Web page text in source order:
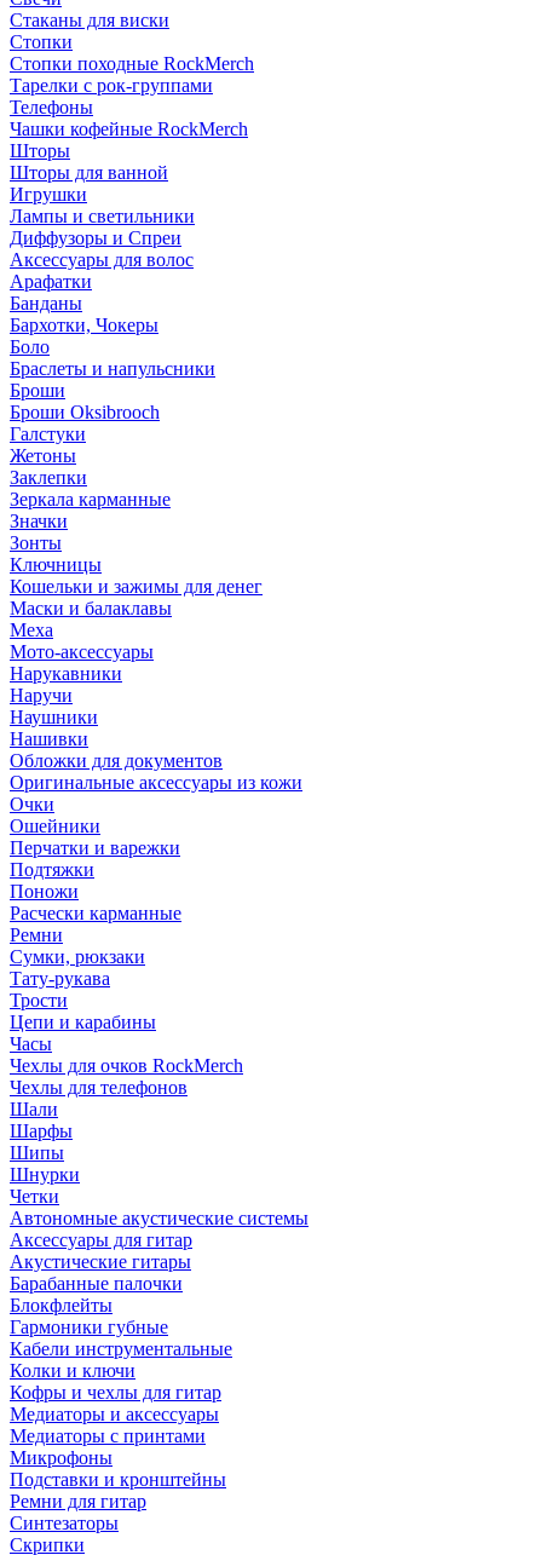
Стаканы для виски
Стопки
Стопки походные RockMerch
Тарелки с рок-группами
Телефоны
Чашки кофейные RockMerch
Шторы
Шторы для ванной
Игрушки
Лампы и светильники
Диффузоры и Спреи
Аксессуары для волос
Арафатки
Банданы
Бархотки, Чокеры
Боло
Браслеты и напульсники
Броши
Броши Oksibrooch
Галстуки
Жетоны
Заклепки
Зеркала карманные
Значки
Зонты
Ключницы
Кошельки и зажимы для денег
Маски и балаклавы
Меха
Мото-аксессуары
Нарукавники
Наручи
Наушники
Нашивки
Обложки для документов
Оригинальные аксессуары из кожи
Очки
Ошейники
Перчатки и варежки
Подтяжки
Поножи
Расчески карманные
Ремни
Сумки, рюкзаки
Тату-рукава
Трости
Цепи и карабины
Часы
Чехлы для очков RockMerch
Чехлы для телефонов
Шали
Шарфы
Шипы
Шнурки
Четки
Автономные акустические системы
Аксессуары для гитар
Акустические гитары
Барабанные палочки
Блокфлейты
Гармоники губные
Кабели инструментальные
Колки и ключи
Кофры и чехлы для гитар
Медиаторы и аксессуары
Медиаторы с принтами
Микрофоны
Подставки и кронштейны
Ремни для гитар
Синтезаторы
Скрипки